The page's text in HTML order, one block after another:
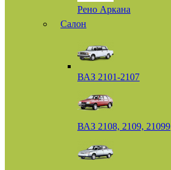
Рено Аркана
Салон
ВАЗ 2101-2107
ВАЗ 2108, 2109, 21099